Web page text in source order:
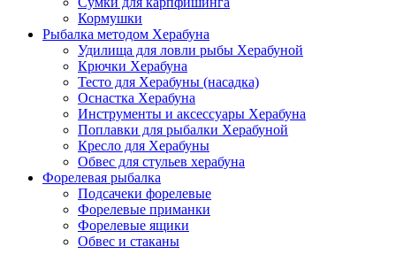
Кормушки
Рыбалка методом Херабуна
Удилища для ловли рыбы Херабуной
Крючки Херабуна
Тесто для Херабуны (насадка)
Оснастка Херабуна
Инструменты и аксессуары Херабуна
Поплавки для рыбалки Херабуной
Кресло для Херабуны
Обвес для стульев херабуна
Форелевая рыбалка
Подсачеки форелевые
Форелевые приманки
Форелевые ящики
Обвес и стаканы